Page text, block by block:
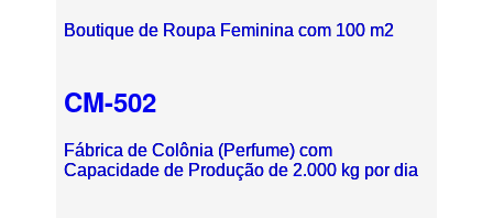
Boutique de Roupa Feminina com 100 m2
CM-502
Fábrica de Colônia (Perfume) com
Capacidade de Produção de 2.000 kg por dia